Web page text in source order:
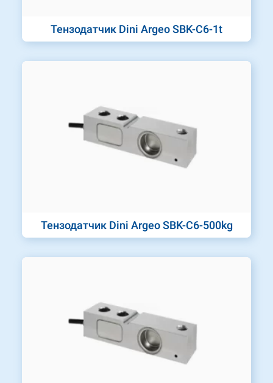
Тензодатчик Dini Argeo SBK-C6-1t
Тензодатчик Dini Argeo SBK-C6-500kg